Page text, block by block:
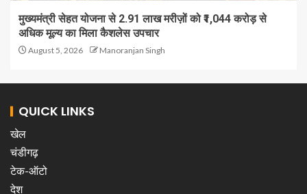
मुख्यमंत्री सेहत योजना से 2.91 लाख मरीज़ों को ₹1,044 करोड़ से
अधिक मूल्य का मिला कैशलेस उपचार
August 5, 2026 Manoranjan Singh
QUICK LINKS
खेल
चंडीगढ़
टेक-ऑटो
देश